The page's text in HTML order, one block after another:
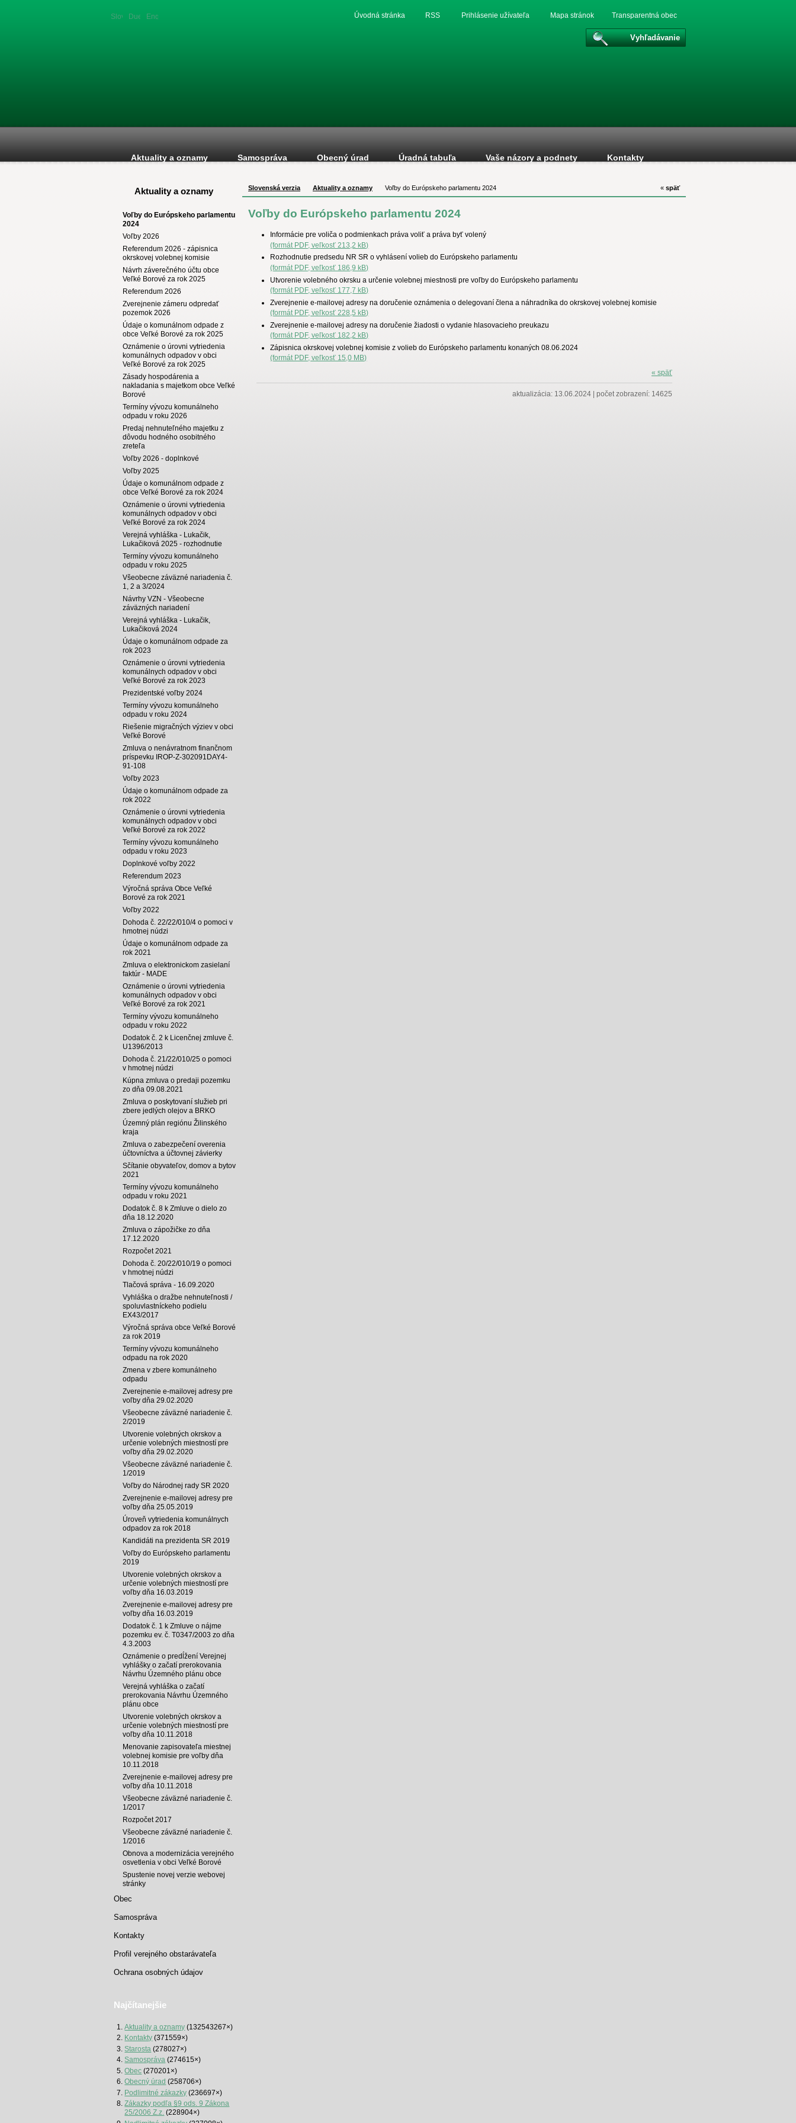
SlovenskáDuetsche
English
Transparentná obec
Mapa stránok
Vyhľadávanie
Prihlásenie užívateľa
RSS
Úvodná stránka
Aktuality a oznamy Samospráva Obecný úrad Úradná tabuľa Vaše názory a podnety Kontakty
Aktuality a oznamy
Voľby do Európskeho parlamentu
2024
Voľby 2026
Referendum 2026 - zápisnica
okrskovej volebnej komisie
Návrh záverečného účtu obce
Veľké Borové za rok 2025
Referendum 2026
Zverejnenie zámeru odpredať
pozemok 2026
Údaje o komunálnom odpade z
obce Veľké Borové za rok 2025
Oznámenie o úrovni vytriedenia
komunálnych odpadov v obci
Veľké Borové za rok 2025
Zásady hospodárenia a
nakladania s majetkom obce Veľké
Borové
Termíny vývozu komunálneho
odpadu v roku 2026
Predaj nehnuteľného majetku z
dôvodu hodného osobitného
zreteľa
Voľby 2026 - doplnkové
Voľby 2025
Údaje o komunálnom odpade z
obce Veľké Borové za rok 2024
Oznámenie o úrovni vytriedenia
komunálnych odpadov v obci
Veľké Borové za rok 2024
Verejná vyhláška - Lukačik,
Lukačiková 2025 - rozhodnutie
Termíny vývozu komunálneho
odpadu v roku 2025
Všeobecne záväzné nariadenia č.
1, 2 a 3/2024
Návrhy VZN - Všeobecne
záväzných nariadení
Verejná vyhláška - Lukačik,
Lukačiková 2024
Údaje o komunálnom odpade za
rok 2023
Oznámenie o úrovni vytriedenia
komunálnych odpadov v obci
Veľké Borové za rok 2023
Prezidentské voľby 2024
Termíny vývozu komunálneho
odpadu v roku 2024
Riešenie migračných výziev v obci
Veľké Borové
Zmluva o nenávratnom finančnom
príspevku IROP-Z-302091DAY4-
91-108
Voľby 2023
Údaje o komunálnom odpade za
rok 2022
Oznámenie o úrovni vytriedenia
komunálnych odpadov v obci
Veľké Borové za rok 2022
Termíny vývozu komunálneho
odpadu v roku 2023
Doplnkové voľby 2022
Referendum 2023
Výročná správa Obce Veľké
Borové za rok 2021
Voľby 2022
Dohoda č. 22/22/010/4 o pomoci v
hmotnej núdzi
Údaje o komunálnom odpade za
rok 2021
Zmluva o elektronickom zasielaní
faktúr - MADE
Oznámenie o úrovni vytriedenia
komunálnych odpadov v obci
Veľké Borové za rok 2021
Termíny vývozu komunálneho
odpadu v roku 2022
Dodatok č. 2 k Licenčnej zmluve č.
U1396/2013
Dohoda č. 21/22/010/25 o pomoci
v hmotnej núdzi
Kúpna zmluva o predaji pozemku
zo dňa 09.08.2021
Zmluva o poskytovaní služieb pri
zbere jedlých olejov a BRKO
Územný plán regiónu Žilinského
kraja
Zmluva o zabezpečení overenia
účtovníctva a účtovnej závierky
Sčítanie obyvateľov, domov a bytov
2021
Termíny vývozu komunálneho
odpadu v roku 2021
Dodatok č. 8 k Zmluve o dielo zo
dňa 18.12.2020
Zmluva o zápožičke zo dňa
17.12.2020
Rozpočet 2021
Dohoda č. 20/22/010/19 o pomoci
v hmotnej núdzi
Tlačová správa - 16.09.2020
Vyhláška o dražbe nehnuteľnosti /
spoluvlastníckeho podielu
EX43/2017
Výročná správa obce Veľké Borové
za rok 2019
Termíny vývozu komunálneho
odpadu na rok 2020
Zmena v zbere komunálneho
odpadu
Zverejnenie e-mailovej adresy pre
voľby dňa 29.02.2020
Všeobecne záväzné nariadenie č.
2/2019
Utvorenie volebných okrskov a
určenie volebných miestností pre
voľby dňa 29.02.2020
Všeobecne záväzné nariadenie č.
1/2019
Voľby do Národnej rady SR 2020
Zverejnenie e-mailovej adresy pre
voľby dňa 25.05.2019
Úroveň vytriedenia komunálnych
odpadov za rok 2018
Kandidáti na prezidenta SR 2019
Voľby do Európskeho parlamentu
2019
Utvorenie volebných okrskov a
určenie volebných miestností pre
voľby dňa 16.03.2019
Zverejnenie e-mailovej adresy pre
voľby dňa 16.03.2019
Dodatok č. 1 k Zmluve o nájme
pozemku ev. č. T0347/2003 zo dňa
4.3.2003
Oznámenie o predĺžení Verejnej
vyhlášky o začatí prerokovania
Návrhu Územného plánu obce
Verejná vyhláška o začatí
prerokovania Návrhu Územného
plánu obce
Utvorenie volebných okrskov a
určenie volebných miestností pre
voľby dňa 10.11.2018
Menovanie zapisovateľa miestnej
volebnej komisie pre voľby dňa
10.11.2018
Zverejnenie e-mailovej adresy pre
voľby dňa 10.11.2018
Všeobecne záväzné nariadenie č.
1/2017
Rozpočet 2017
Všeobecne záväzné nariadenie č.
1/2016
Obnova a modernizácia verejného
osvetlenia v obci Veľké Borové
Spustenie novej verzie webovej
stránky
Obec
Samospráva
Kontakty
Profil verejného obstarávateľa
Ochrana osobných údajov
Najčítanejšie
Aktuality a oznamy (132543267×)
Kontakty (371559×)
Starosta (278027×)
Samospráva (274615×)
Obec (270201×)
Obecný úrad (258706×)
Podlimitné zákazky (236697×)
Zákazky podľa §9 ods. 9 Zákona
25/2006 Z.z. (228904×)
« späť
Slovenská verzia Aktuality a oznamy Voľby do Európskeho parlamentu 2024
Voľby do Európskeho parlamentu 2024
Informácie pre voliča o podmienkach práva voliť a práva byť volený
(formát PDF, veľkosť 213,2 kB)
Rozhodnutie predsedu NR SR o vyhlásení volieb do Európskeho parlamentu
(formát PDF, veľkosť 186,9 kB)
Utvorenie volebného okrsku a určenie volebnej miestnosti pre voľby do Európskeho parlamentu
(formát PDF, veľkosť 177,7 kB)
Zverejnenie e-mailovej adresy na doručenie oznámenia o delegovaní člena a náhradníka do okrskovej volebnej komisie
(formát PDF, veľkosť 228,5 kB)
Zverejnenie e-mailovej adresy na doručenie žiadosti o vydanie hlasovacieho preukazu
(formát PDF, veľkosť 182,2 kB)
Zápisnica okrskovej volebnej komisie z volieb do Európskeho parlamentu konaných 08.06.2024
(formát PDF, veľkosť 15,0 MB)
« späť
aktualizácia: 13.06.2024 | počet zobrazení: 14625